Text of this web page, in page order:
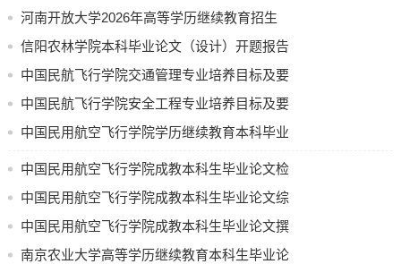
29、Z世代旅游消费行为特征及市场开发策略分析
30、社交媒体对旅游消费者目的地选择的影响分析”
31、老年旅游市场消费行为与产品开发策略探讨
32、浅析旅游消费者体验价值对忠诚度的影响
34、旅游目的地可持续发展评价体系构建——以某地为例
35、乡村旅游目的地品牌建设与营销策略探析
37、旅游目的地危机管理与应对策略探析——以某危机事件
为例
38、试析旅游酒店服务质量提升策略——基于游客满意度的
《商业计划书》选题指南
河南开放大学2026年高等学历继续教育招生
计划公示
信阳农林学院本科毕业论文（设计）开题报告
中国民航飞行学院交通管理专业培养目标及要
求（节选）
中国民航飞行学院安全工程专业培养目标及要
求
中国民用航空飞行学院学历继续教育本科毕业
论文（设计）使用 AI 工具的规定（试行）
中国民用航空飞行学院成教本科生毕业论文检
测要求
中国民用航空飞行学院成教本科生毕业论文综
合成绩评定办法
中国民用航空飞行学院成教本科生毕业论文撰
写和答辩流程
南京农业大学高等学历继续教育本科生毕业论